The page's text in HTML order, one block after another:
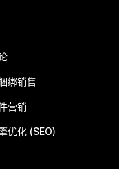
绑销售
营销
优化 (SEO)